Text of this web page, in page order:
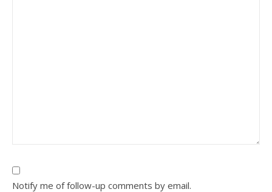
Notify me of follow-up comments by email.